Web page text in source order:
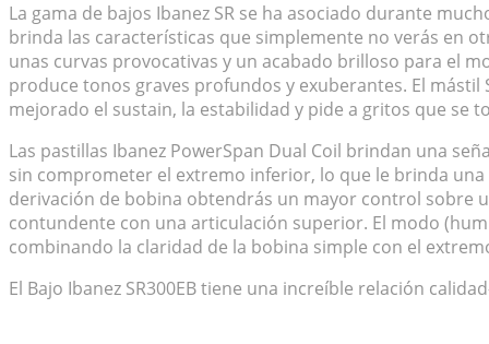
La gama de bajos Ibanez SR se ha asociado durante
brinda las características que simplemente no verás en
unas curvas provocativas y un acabado brilloso para el
produce tonos graves profundos y exuberantes. El
mejorado el sustain, la estabilidad y pide a gritos que se
Las pastillas Ibanez PowerSpan Dual Coil brindan una
sin comprometer el extremo inferior, lo que le brinda
derivación de bobina obtendrás un mayor control sobre
contundente con una articulación superior. El modo
combinando la claridad de la bobina simple con el
El Bajo Ibanez SR300EB tiene una increíble relación